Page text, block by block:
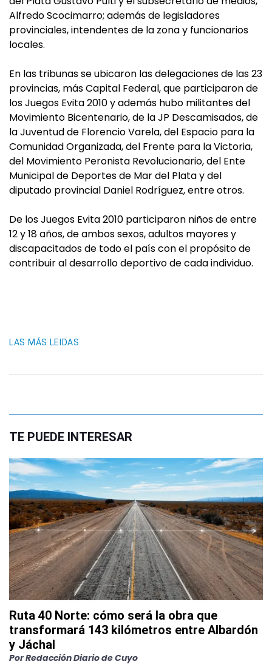
Alfredo Scocimarro; además de legisladores
provinciales, intendentes de la zona y funcionarios
locales.
En las tribunas se ubicaron las delegaciones de las 23
provincias, más Capital Federal, que participaron de
los Juegos Evita 2010 y además hubo militantes del
Movimiento Bicentenario, de la JP Descamisados, de
la Juventud de Florencio Varela, del Espacio para la
Comunidad Organizada, del Frente para la Victoria,
del Movimiento Peronista Revolucionario, del Ente
Municipal de Deportes de Mar del Plata y del
diputado provincial Daniel Rodríguez, entre otros.
De los Juegos Evita 2010 participaron niños de entre
12 y 18 años, de ambos sexos, adultos mayores y
discapacitados de todo el país con el propósito de
contribuir al desarrollo deportivo de cada individuo.
LAS MÁS LEIDAS
TE PUEDE INTERESAR
Ruta 40 Norte: cómo será la obra que
transformará 143 kilómetros entre Albardón
y Jáchal
PorRedacción Diario de Cuyo